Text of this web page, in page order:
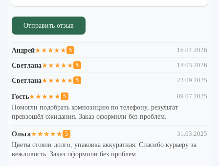
Отправить отзыв
Андрей★★★★★ 5 16.04.2026
Светлана★★★★★ 5 18.03.2026
Светлана★★★★★ 5 23.09.2025
Гость★★★★★ 5 09.07.2025
Помогли подобрать композицию по телефону, результат
превзошёл ожидания. Заказ оформили без проблем.
Ольга★★★★★ 5 31.03.2025
Цветы стояли долго, упаковка аккуратная. Спасибо курьеру за
вежливость. Заказ оформили без проблем.